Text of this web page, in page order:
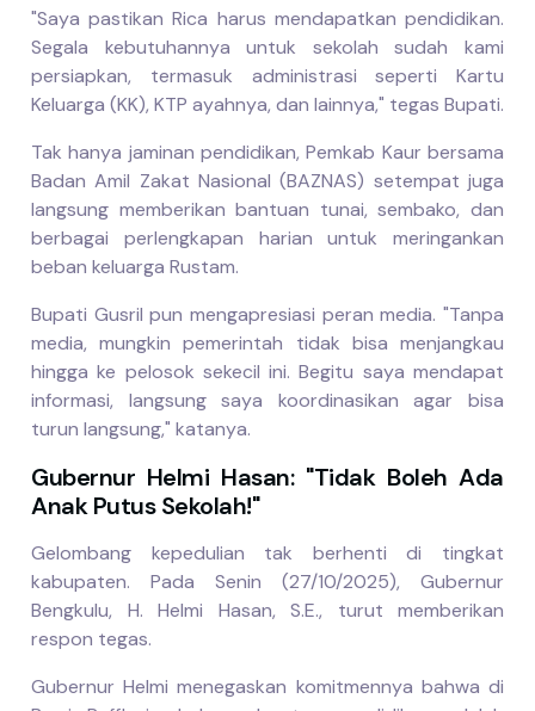
"Saya pastikan Rica harus mendapatkan pendidikan.
Segala kebutuhannya untuk sekolah sudah kami
persiapkan, termasuk administrasi seperti Kartu
Keluarga (KK), KTP ayahnya, dan lainnya," tegas Bupati.
Tak hanya jaminan pendidikan, Pemkab Kaur bersama
Badan Amil Zakat Nasional (BAZNAS) setempat juga
langsung memberikan bantuan tunai, sembako, dan
berbagai perlengkapan harian untuk meringankan
beban keluarga Rustam.
Bupati Gusril pun mengapresiasi peran media. "Tanpa
media, mungkin pemerintah tidak bisa menjangkau
hingga ke pelosok sekecil ini. Begitu saya mendapat
informasi, langsung saya koordinasikan agar bisa
turun langsung," katanya.
Gubernur Helmi Hasan: "Tidak Boleh Ada
Anak Putus Sekolah!"
Gelombang kepedulian tak berhenti di tingkat
kabupaten. Pada Senin (27/10/2025), Gubernur
Bengkulu, H. Helmi Hasan, S.E., turut memberikan
respon tegas.
Gubernur Helmi menegaskan komitmennya bahwa di